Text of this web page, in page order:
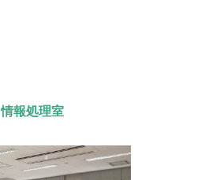
情報処理室